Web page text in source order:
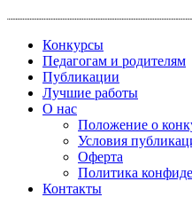
содержимому
Конкурсы
Педагогам и родителям
Публикации
Лучшие работы
О нас
Положение о
Условия
Оферта
Политика
Контакты